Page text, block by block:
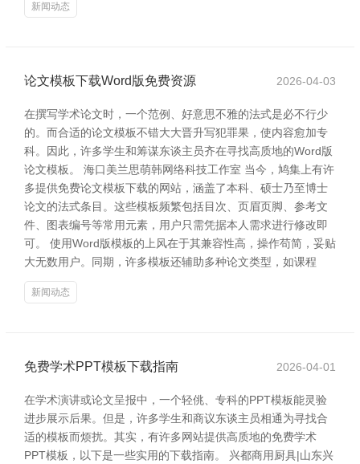
新闻动态
论文模板下载Word版免费资源 2026-04-03
在撰写学术论文时，一个范例、好意思不雅的法式是必不行少
的。而合适的论文模板不错大大晋升写犯罪果，使内容愈加专
科。因此，许多学生和筹谋东谈主员齐在寻找高质地的Word版
论文模板。 海口美兰思萌韩网络科技工作室 当今，鸠集上有许
多提供免费论文模板下载的网站，涵盖了本科、硕士乃至博士
论文的法式条目。这些模板频繁包括目次、页眉页脚、参考文
件、图表编号等常用元素，用户只需凭据本人需求进行修改即
可。 使用Word版模板的上风在于其兼容性高，操作苟简，妥贴
大无数用户。同期，许多模板还辅助多种论文类型，如课程
新闻动态
免费学术PPT模板下载指南 2026-04-01
在学术演讲或论文呈报中，一个轻佻、专科的PPT模板能灵验
进步展示后果。但是，许多学生和商议东谈主员相通为寻找合
适的模板而烦扰。其实，有许多网站提供高质地的免费学术
PPT模板，以下是一些实用的下载指南。 兴都商用厨具|山东兴